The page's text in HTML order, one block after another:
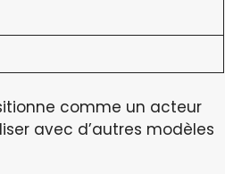
comme un acteur
avec d’autres modèles